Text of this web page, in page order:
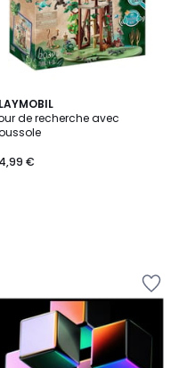
de recherche avec
€